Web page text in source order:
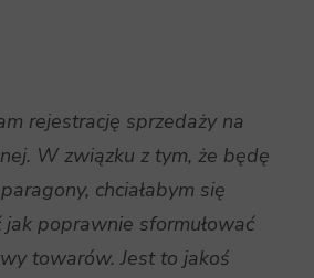
rejestrację sprzedaży na
W związku z tym, że będę
chciałabym się
poprawnie sformułować
towarów. Jest to jakoś